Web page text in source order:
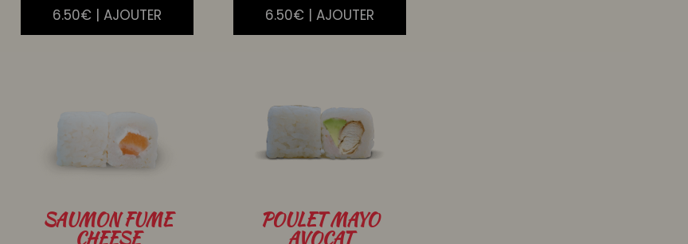
6.50€ | AJOUTER 6.50€ | AJOUTER
SAUMONFUME
CHEESE
POULETMAYO
AVOCAT